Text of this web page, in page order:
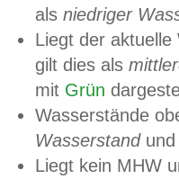
als niedriger
Liegt der
gilt dies als
mit Grün
Wasserstände
Wasserstandund
Liegt kein MHW